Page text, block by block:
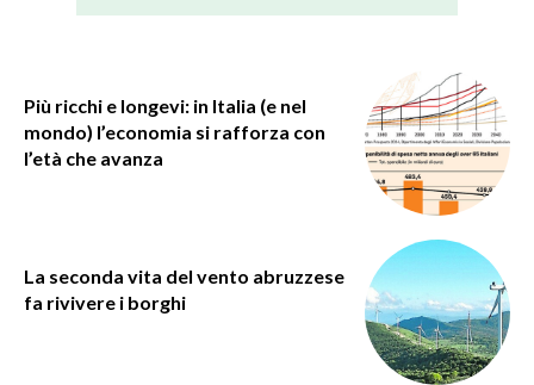
Più ricchi e longevi: in Italia (e nel
mondo) l’economia si rafforza con
l’età che avanza
La seconda vita del vento abruzzese
fa rivivere i borghi